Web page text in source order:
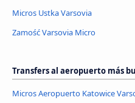
Micros Ustka Varsovia
Zamość Varsovia Micro
Transfers al aeropuerto más
Micros Aeropuerto Katowice